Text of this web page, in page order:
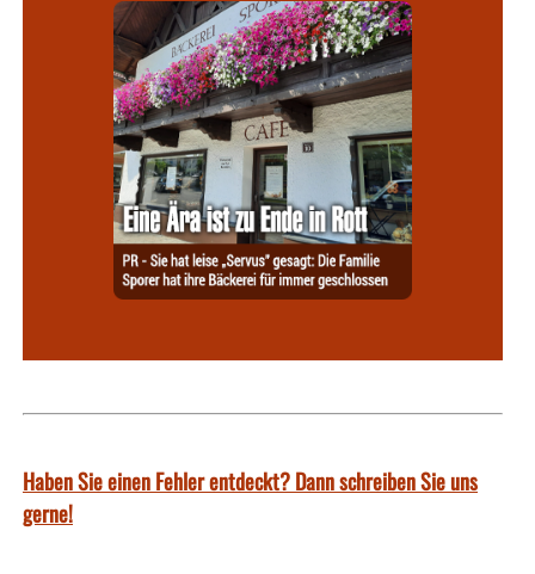
Haben Sie einen Fehler entdeckt? Dann schreiben Sie uns
gerne!